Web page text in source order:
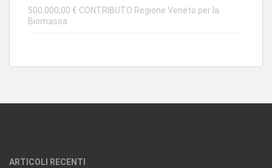
500.000,00 € CONTRIBUTO Regione Veneto per la
Biomassa
ARTICOLI RECENTI